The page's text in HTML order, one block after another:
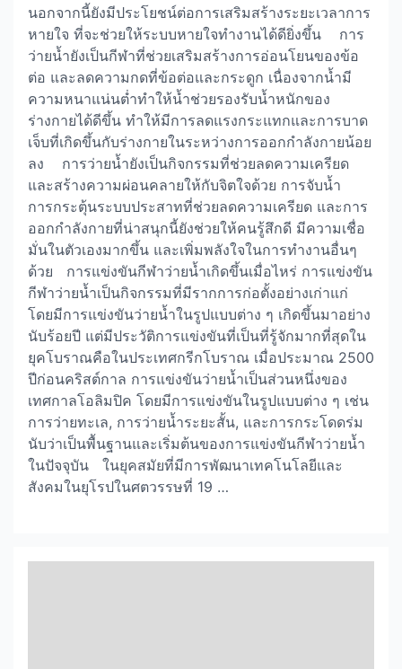
นอกจากนี้ยังมีประโยชน์ต่อการเสริมสร้างระยะเวลาการ
หายใจ ที่จะช่วยให้ระบบหายใจทำงานได้ดียิ่งขึ้น การ
ว่ายน้ำยังเป็นกีฬาที่ช่วยเสริมสร้างการอ่อนโยนของข้อ
ต่อ และลดความกดที่ข้อต่อและกระดูก เนื่องจากน้ำมี
ความหนาแน่นต่ำทำให้น้ำช่วยรองรับน้ำหนักของ
ร่างกายได้ดีขึ้น ทำให้มีการลดแรงกระแทกและการบาด
เจ็บที่เกิดขึ้นกับร่างกายในระหว่างการออกกำลังกายน้อย
ลง การว่ายน้ำยังเป็นกิจกรรมที่ช่วยลดความเครียด
และสร้างความผ่อนคลายให้กับจิตใจด้วย การจับน้ำ
การกระตุ้นระบบประสาทที่ช่วยลดความเครียด และการ
ออกกำลังกายที่น่าสนุกนี้ยังช่วยให้คนรู้สึกดี มีความเชื่อ
มั่นในตัวเองมากขึ้น และเพิ่มพลังใจในการทำงานอื่นๆ
ด้วย การแข่งขันกีฬาว่ายน้ำเกิดขึ้นเมื่อไหร่ การแข่งขัน
กีฬาว่ายน้ำเป็นกิจกรรมที่มีรากการก่อตั้งอย่างเก่าแก่
โดยมีการแข่งขันว่ายน้ำในรูปแบบต่าง ๆ เกิดขึ้นมาอย่าง
นับร้อยปี แต่มีประวัติการแข่งขันที่เป็นที่รู้จักมากที่สุดใน
ยุคโบราณคือในประเทศกรีกโบราณ เมื่อประมาณ 2500
ปีก่อนคริสต์กาล การแข่งขันว่ายน้ำเป็นส่วนหนึ่งของ
เทศกาลโอลิมปิค โดยมีการแข่งขันในรูปแบบต่าง ๆ เช่น
การว่ายทะเล, การว่ายน้ำระยะสั้น, และการกระโดดร่ม
นับว่าเป็นพื้นฐานและเริ่มต้นของการแข่งขันกีฬาว่ายน้ำ
ในปัจจุบัน ในยุคสมัยที่มีการพัฒนาเทคโนโลยีและ
สังคมในยุโรปในศตวรรษที่ 19 …